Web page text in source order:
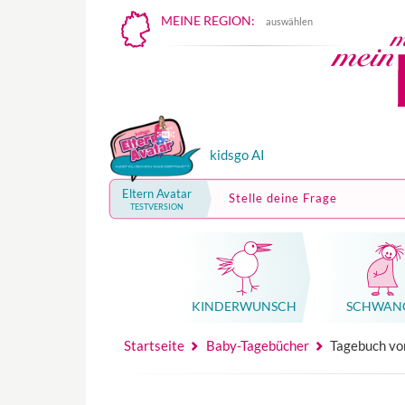
MEINE REGION: auswählen
kidsgo AI
Eltern Avatar
TESTVERSION
Stelle deine Frage
KINDER­WUNSCH
Startseite Baby-Tagebücher Tagebuch